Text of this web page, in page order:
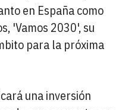
en España como
'Vamos 2030', su
para la próxima
una inversión